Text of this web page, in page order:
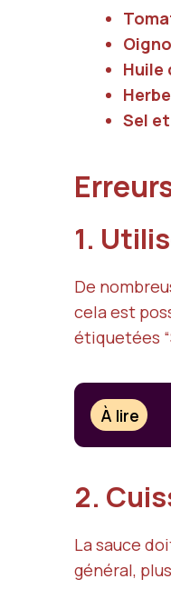
Huile
Sel
1.
De
cela est
étiquetées
À lire
2.
La sauce
général,